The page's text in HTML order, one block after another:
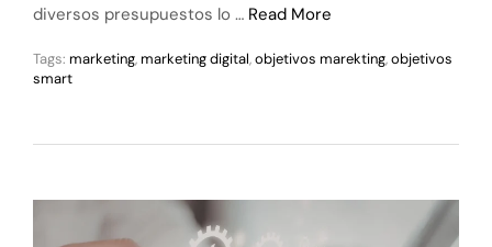
diversos presupuestos lo … Read More
Tags: marketing,marketing digital,objetivos marekting,objetivos
smart